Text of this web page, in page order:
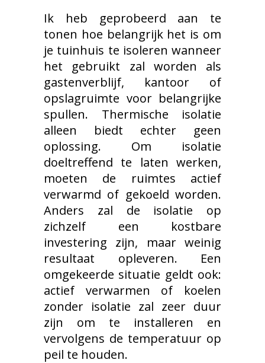
Ik heb geprobeerd aan te
tonen hoe belangrijk het is om
je tuinhuis te isoleren wanneer
het gebruikt zal worden als
gastenverblijf, kantoor of
opslagruimte voor belangrijke
spullen. Thermische isolatie
alleen biedt echter geen
oplossing. Om isolatie
doeltreffend te laten werken,
moeten de ruimtes actief
verwarmd of gekoeld worden.
Anders zal de isolatie op
zichzelf een kostbare
investering zijn, maar weinig
resultaat opleveren. Een
omgekeerde situatie geldt ook:
actief verwarmen of koelen
zonder isolatie zal zeer duur
zijn om te installeren en
vervolgens de temperatuur op
peil te houden.